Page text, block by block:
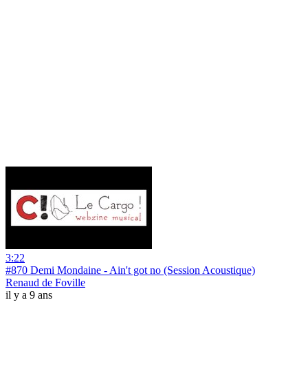
3:22
#870 Demi Mondaine - Ain't got no (Session Acoustique)
Renaud de Foville
il y a 9 ans